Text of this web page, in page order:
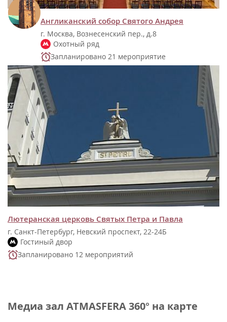
Англиканский собор Святого Андрея
г. Москва, Вознесенский пер., д.8
Охотный ряд
Запланировано 21 мероприятие
Лютеранская церковь Святых Петра и Павла
г. Санкт-Петербург, Невский проспект, 22-24Б
Гостиный двор
Запланировано 12 мероприятий
Медиа зал ATMASFERA 360° на карте